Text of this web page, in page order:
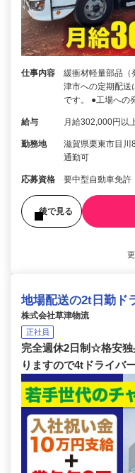
仕事内容
緩衝材軽量部品（
津市への定期配送
です。 ●工場への
給与 月給302,000円
勤務地
滋賀県栗東市目
通勤可
応募資格 要中型自動車免許
後で見る
地場配送の2t日勤ド
株式会社草津物流
正社員
完全週休2日制☆格安
りますので4tドライバ